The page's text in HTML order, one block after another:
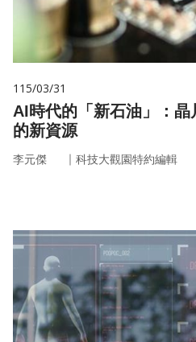
115/03/31
AI時代的「新石油」：
的新資源
李元傑 ｜ 科技大觀園特約編輯